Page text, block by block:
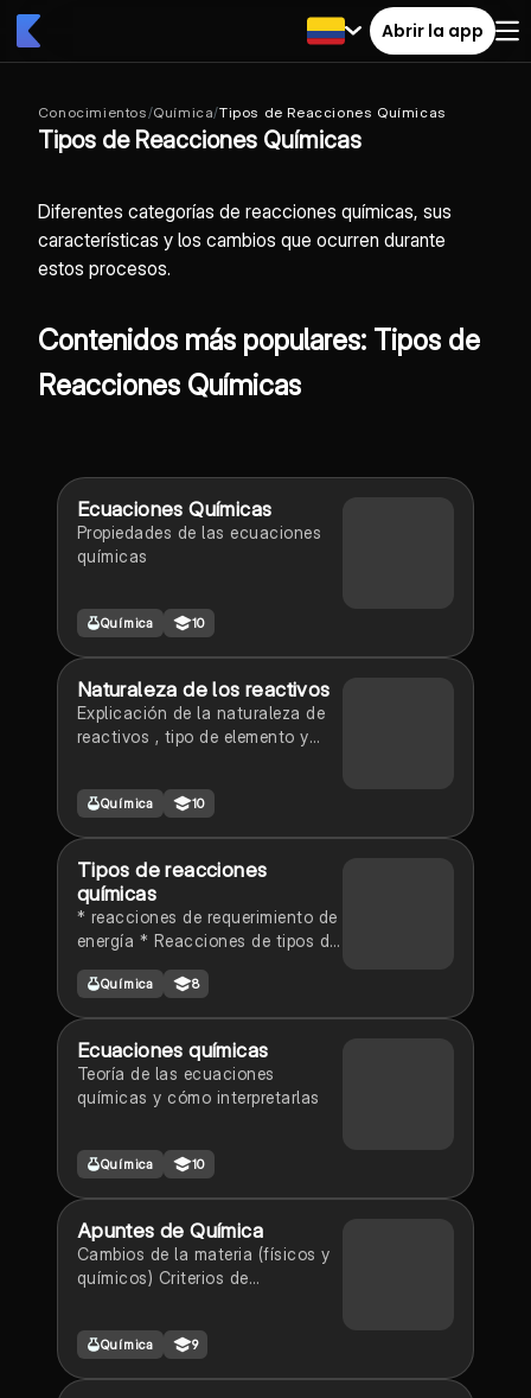
Abrir la app
Conocimientos/Química/Tipos de Reacciones Químicas
Tipos de Reacciones Químicas
Diferentes categorías de reacciones químicas, sus
características y los cambios que ocurren durante
estos procesos.
Contenidos más populares: Tipos de
Reacciones Químicas
Ecuaciones Químicas
Propiedades de las ecuaciones
químicas
Química 10
Naturaleza de los reactivos
Explicación de la naturaleza de
reactivos , tipo de elemento y
Química 10
Tipos de reacciones
químicas
* reacciones de requerimiento de
energía * Reacciones de tipos de
requerimiento de energía
Química 8
Ecuaciones químicas
Teoría de las ecuaciones
químicas y cómo interpretarlas
Química 10
Apuntes de Química
Cambios de la materia (físicos y
químicos) Criterios de
descomposición y sustitución.
Interpretación de ecuaciones
Química 9